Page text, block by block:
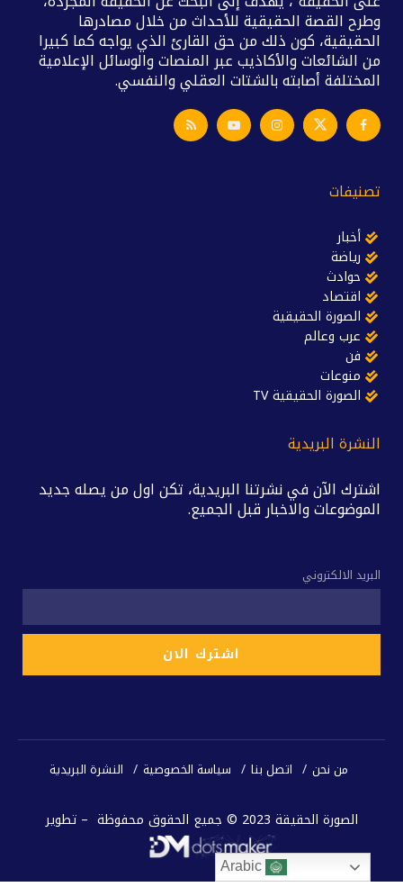
وطرح القصة الحقيقية للأحداث من خلال مصادرها
الحقيقية، كون ذلك من حق القارئ الذي يواجه كما كبيرا
من الشائعات والأكاذيب عبر المنصات والوسائل الإعلامية
المختلفة أصابته بالشتات العقلي والنفسي.
تصنيفات
أخبار
رياضة
حوادث
اقتصاد
الصورة الحقيقية
عرب وعالم
فن
منوعات
الصورة الحقيقية TV
النشرة البريدية
اشترك الآن في نشرتنا البريدية، تكن اول من يصله جديد
الموضوعات والاخبار قبل الجميع.
البريد الالكتروني
من نحن اتصل بنا سياسة الخصوصية النشرة البريدية
الصورة الحقيقة 2023 © جميع الحقوق محفوظة – تطوير